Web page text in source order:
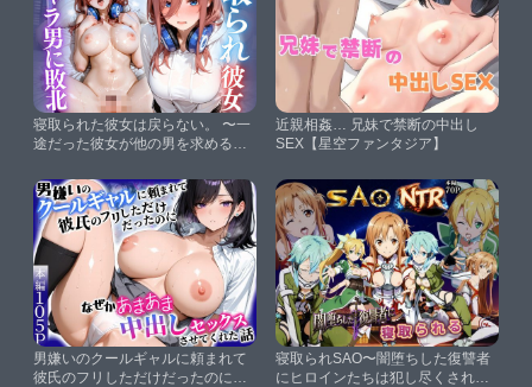
寝取られた彼女は戻らない。 〜一
途だった彼女が他の男を求めるま
ト】
近親相姦… 兄妹で禁断の中出し
SEX【星空ファンタジア】
男嫌いのクールギャルに頼まれて
彼氏のフリしただけだったのにな
寝取られSAO〜闇堕ちした復讐者
にヒロインたちは犯し尽くされ